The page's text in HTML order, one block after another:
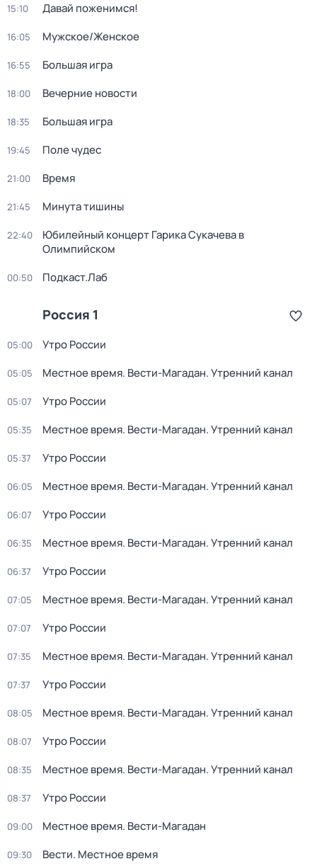
15:10 Давай поженимся!
16:05 Мужское/Женское
16:55 Большая игра
18:00 Вечерние новости
18:35 Большая игра
19:45 Поле чудес
21:00 Время
21:45 Минута тишины
22:40
Юбилейный концерт Гарика Сукачева в
Олимпийском
00:50 Подкаст.Лаб
Россия 1
05:00 Утро России
05:05 Местное время. Вести-Магадан. Утренний канал
05:07 Утро России
05:35 Местное время. Вести-Магадан. Утренний канал
05:37 Утро России
06:05 Местное время. Вести-Магадан. Утренний канал
06:07 Утро России
06:35 Местное время. Вести-Магадан. Утренний канал
06:37 Утро России
07:05 Местное время. Вести-Магадан. Утренний канал
07:07 Утро России
07:35 Местное время. Вести-Магадан. Утренний канал
07:37 Утро России
08:05 Местное время. Вести-Магадан. Утренний канал
08:07 Утро России
08:35 Местное время. Вести-Магадан. Утренний канал
08:37 Утро России
09:00 Местное время. Вести-Магадан
09:30 Вести. Местное время